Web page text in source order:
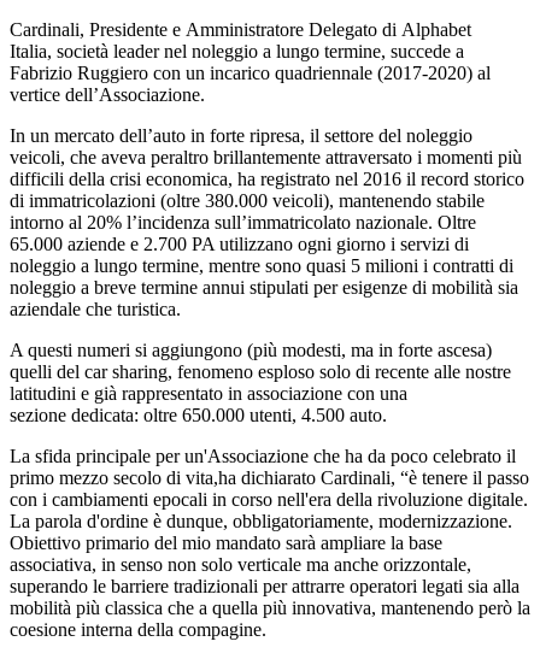
Cardinali, Presidente e Amministratore Delegato di Alphabet
Italia, società leader nel noleggio a lungo termine, succede a
Fabrizio Ruggiero con un incarico quadriennale (2017-2020) al
vertice dell’Associazione.
In un mercato dell’auto in forte ripresa, il settore del noleggio
veicoli, che aveva peraltro brillantemente attraversato i momenti più
difficili della crisi economica, ha registrato nel 2016 il record storico
di immatricolazioni (oltre 380.000 veicoli), mantenendo stabile
intorno al 20% l’incidenza sull’immatricolato nazionale. Oltre
65.000 aziende e 2.700 PA utilizzano ogni giorno i servizi di
noleggio a lungo termine, mentre sono quasi 5 milioni i contratti di
noleggio a breve termine annui stipulati per esigenze di mobilità sia
aziendale che turistica.
A questi numeri si aggiungono (più modesti, ma in forte ascesa)
quelli del car sharing, fenomeno esploso solo di recente alle nostre
latitudini e già rappresentato in associazione con una
sezione dedicata: oltre 650.000 utenti, 4.500 auto.
La sfida principale per un'Associazione che ha da poco celebrato il
primo mezzo secolo di vita,ha dichiarato Cardinali, “è tenere il passo
con i cambiamenti epocali in corso nell'era della rivoluzione digitale.
La parola d'ordine è dunque, obbligatoriamente, modernizzazione.
Obiettivo primario del mio mandato sarà ampliare la base
associativa, in senso non solo verticale ma anche orizzontale,
superando le barriere tradizionali per attrarre operatori legati sia alla
mobilità più classica che a quella più innovativa, mantenendo però la
coesione interna della compagine.